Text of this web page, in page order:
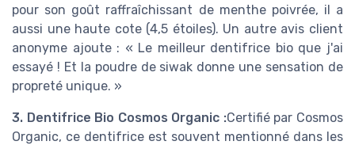
pour son goût raffraîchissant de menthe poivrée, il a
aussi une haute cote (4,5 étoiles). Un autre avis client
anonyme ajoute : « Le meilleur dentifrice bio que j'ai
essayé ! Et la poudre de siwak donne une sensation de
propreté unique. »
3. Dentifrice Bio Cosmos Organic :Certifié par Cosmos
Organic, ce dentifrice est souvent mentionné dans les